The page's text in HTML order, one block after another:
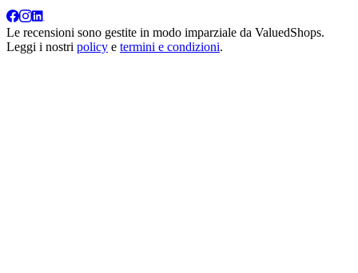
Le recensioni sono gestite in modo imparziale da ValuedShops.
Leggi i nostri policy e termini e condizioni.